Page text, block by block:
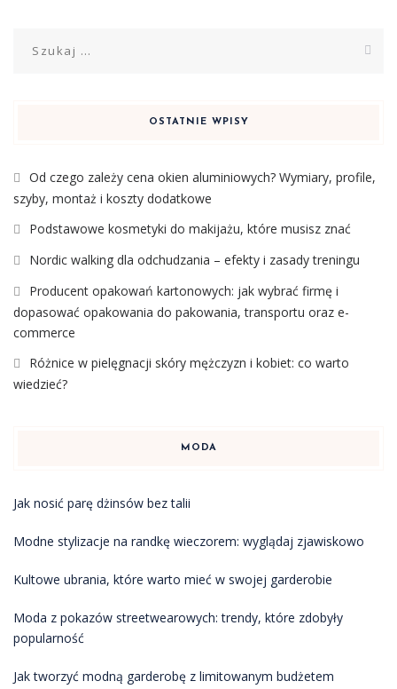
OSTATNIE WPISY
Od czego zależy cena okien aluminiowych? Wymiary, profile,
szyby, montaż i koszty dodatkowe
Podstawowe kosmetyki do makijażu, które musisz znać
Nordic walking dla odchudzania – efekty i zasady treningu
Producent opakowań kartonowych: jak wybrać firmę i
dopasować opakowania do pakowania, transportu oraz e-
commerce
Różnice w pielęgnacji skóry mężczyzn i kobiet: co warto
wiedzieć?
MODA
Jak nosić parę dżinsów bez talii
Modne stylizacje na randkę wieczorem: wyglądaj zjawiskowo
Kultowe ubrania, które warto mieć w swojej garderobie
Moda z pokazów streetwearowych: trendy, które zdobyły
popularność
Jak tworzyć modną garderobę z limitowanym budżetem